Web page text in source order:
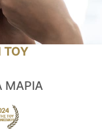
ΤΟΥ
ΜΑΡΙΑ